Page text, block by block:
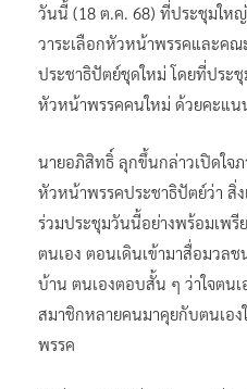
วันนี้ (18 ต.ค. 68) ที่ประชุมให
วาระเลือกหัวหน้าพรรคและคณ
ประชาธิปัตย์ชุดใหม่ โดยที่ประ
หัวหน้าพรรคคนใหม่ ด้วยคะแน
นายอภิสิทธิ์ ลุกขึ้นกล่าวเปิดใจ
หัวหน้าพรรคประชาธิปัตย์ว่า
ร่วมประชุมวันนี้อย่างพร้อมเพรี
ตนเอง ตอนเดินเข้ามาสื่อมวล
บ้าน ตนเองตอบสั้น ๆ ว่าใจตน
สมาชิกหลายคนมาคุยกับตนเอ
พรรค